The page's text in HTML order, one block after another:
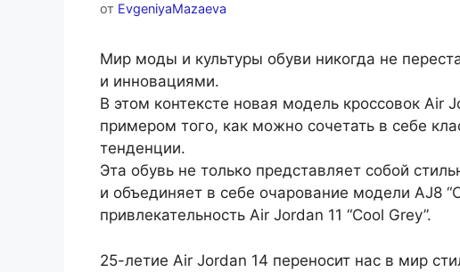
от EvgeniyaMazaeva
Мир моды и культуры обуви никогда не
и инновациями.
В этом контексте новая модель кроссовок Air
примером того, как можно сочетать в себе
тенденции.
Эта обувь не только представляет собой
и объединяет в себе очарование модели AJ8
привлекательность Air Jordan 11 “Cool Grey”.
25-летие Air Jordan 14 переносит нас в мир